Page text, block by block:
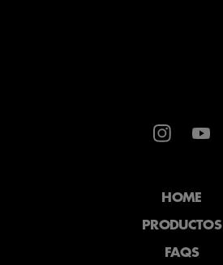
HOME
PRODUCTOS
FAQS